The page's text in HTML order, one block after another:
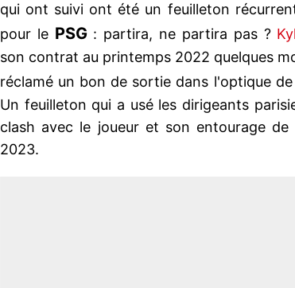
qui ont suivi ont été un feuilleton
pour le PSG : partira, ne partira pas ?
son contrat au printemps 2022 quelques
réclamé un bon de sortie dans l'optique
Un feuilleton qui a usé les dirigeants
clash avec le joueur et son entourage de
2023.